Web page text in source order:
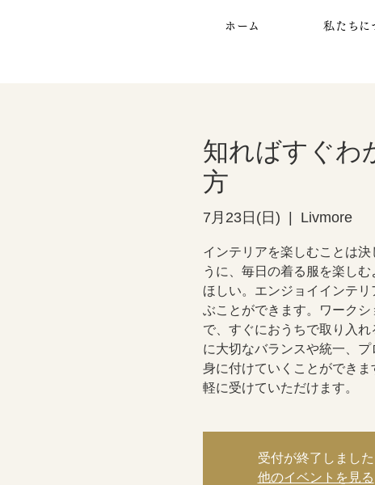
ホーム 私たちに
知ればすぐわ
方
7月23日(日)
  |
Livmore
インテリアを楽しむことは
うに、毎日の着る服を楽し
ほしい。エンジョイインテ
ぶことができます。ワーク
で、すぐにおうちで取り入
に大切なバランスや統一、
身に付けていくことができ
軽に受けていただけます。
受付が終了しました
他のイベントを見る